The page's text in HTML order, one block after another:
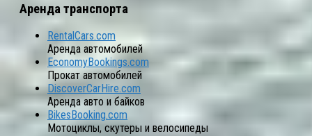
Аренда транспорта
RentalCars.com
Аренда автомобилей
EconomyBookings.com
Прокат автомобилей
DiscoverCarHire.com
Аренда авто и байков
BikesBooking.com
Мотоциклы, скутеры и велосипеды